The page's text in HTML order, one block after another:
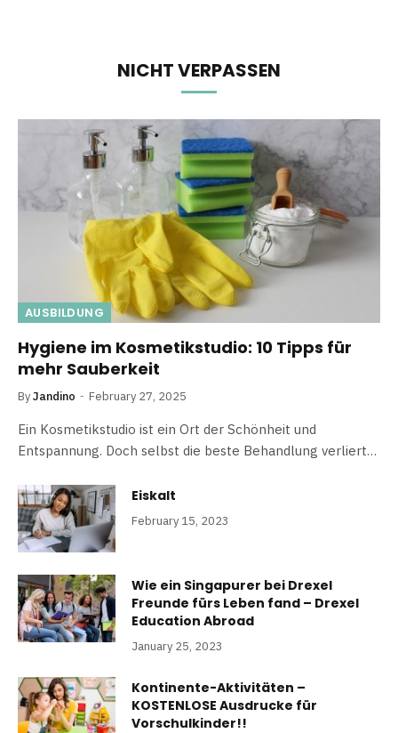
NICHT VERPASSEN
AUSBILDUNG
Hygiene im Kosmetikstudio: 10 Tipps für
mehr Sauberkeit
ByJandino February 27, 2025
Ein Kosmetikstudio ist ein Ort der Schönheit und
Entspannung. Doch selbst die beste Behandlung verliert…
Eiskalt
February 15, 2023
Wie ein Singapurer bei Drexel
Freunde fürs Leben fand – Drexel
Education Abroad
January 25, 2023
Kontinente-Aktivitäten –
KOSTENLOSE Ausdrucke für
Vorschulkinder!!